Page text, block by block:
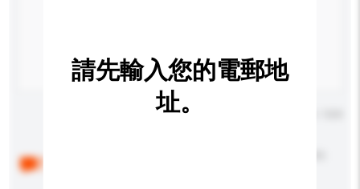
請先輸入您的電郵地
址。